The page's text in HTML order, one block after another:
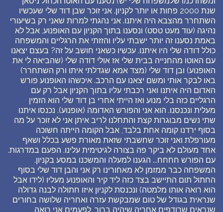
שנת 2000 פחות או יותר לקניון. אני זוכר שבן דוד שלי שעכשיו
השתחרר מהצבא היה איתנו. אני נהגתי למרות שאני רק בשיעורי
נהיגה (עוד מעט טסט) ונסענו בתוך הקניון עם האופנוע, אבל לא
באמת נסענו זה יותר ישבתי עליו והזזתי את הרגליים והמשפחה
כולל דודה שלי היו איתנו. עכשיו כשאני חושב על זה? בעצם יצאנו
עם האוטו מהחנייה בבית שלי אז אולי דודה שלי (שהביאה לי את
האופנוע) ובן דוד שלי (מצד אמא שגדלתי איתו ורק השתחרר)
באו לבקר אותי ומשם יצאנו עם הרכב. איכשהו האופנוע פורש
האדום היה איתנו ואני רכבתי עליו בתוך הקניון אבל רק עם
הרגליים כזה בלי מנוע ואז הייתי אחרי בן דוד שלי הוא הזמין
מעלית ונכנסנו. הוא אני והפורש האדומה (אופנוע). נכנסו איתנו
שתי נשים מבוגרות קצת והתחלנו לריב איתן אני לא זוכר על מה
בסוף ירדנו קומה אחת בלבד, אבל הקומה הייתה חשוכה
מעורפלת ואני זוכר שחשבתי שזאת מאורת פשע בכלל ושאף
אחד מעולם לא ביקר פה בצורה לגיטימית עלינו. הפעם במדרגות.
עם הפורש חחחח... הגענו למעלה והמשכנו במסע בקניון.
המשפחה כבר ממזמן לא מאחורינו רק אני והבן דוד שלי בסוף
החתול תום התיישב בצד כזה ליד קיר והאופנוע מעליו (לידו אבל
הוא רואה אותו מלמטה) ונכנסת לקניון איזו חתולה לבנה גדולה
שנראית בגודל של טום שמבקשת עזרה ואחריה שלושה בחורים
שנראים שרודפים אחריה שיהיה ברור, לפעמים אני רואה